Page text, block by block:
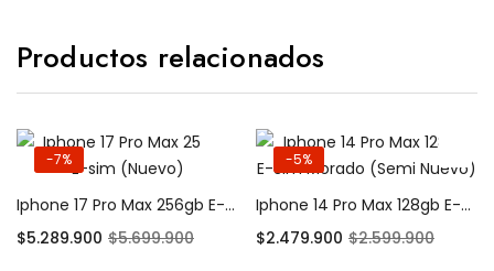
Productos relacionados
-7%
Iphone 17 Pro Max 256gb E-sim (Nuevo)
$5.289.900 $5.699.900
-5%
Iphone 14 Pro Max 128gb E-Sim Morado (Semi Nuevo)
$2.479.900 $2.599.900